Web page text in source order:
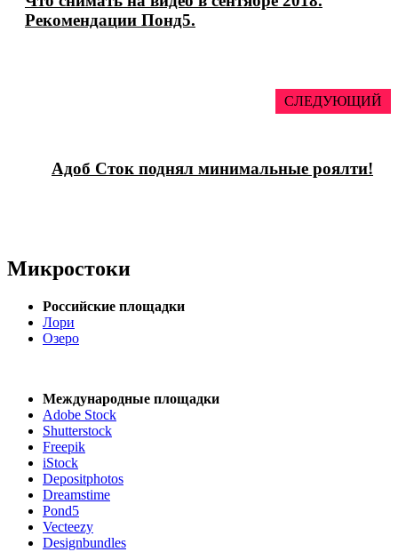
Рекомендации Понд5.
СЛЕДУЮЩИЙ
Адоб Сток поднял минимальные роялти!
Микростоки
Российские площадки
Лори
Озеро
Международные площадки
Adobe Stock
Shutterstock
Freepik
iStock
Depositphotos
Dreamstime
Pond5
Vecteezy
Designbundles